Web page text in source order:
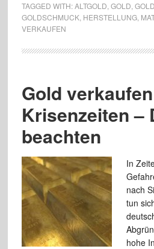
TAGGED WITH:ALTGOLD GOLD
GOLDSCHMUCK, HERSTELLUNG,
VERKAUFEN
Gold
Krisenzeiten –
beachten
In
nach
tun
hohe